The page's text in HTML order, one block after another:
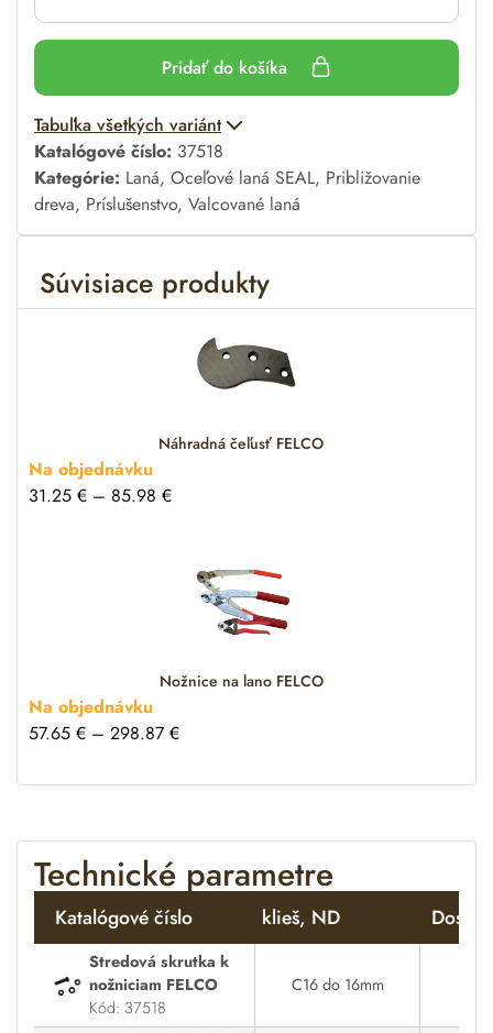
Pridať do košíka
A
l
t
e
r
a
t
Tabuľka všetkých variánt
Katalógové číslo: 37518
Kategórie: Laná, Oceľové laná SEAL, Približovanie
dreva, Príslušenstvo, Valcované laná
Súvisiace produkty
Náhradná čeľusť FELCO
Na objednávku
31.25 € – 85.98 €
Nožnice na lano FELCO
Na objednávku
57.65 € – 298.87 €
Technické parametre
Katalógové číslo klieš, ND
Stredová skrutka k
nožniciam FELCO
Kód: 37518
C16 do 16mm